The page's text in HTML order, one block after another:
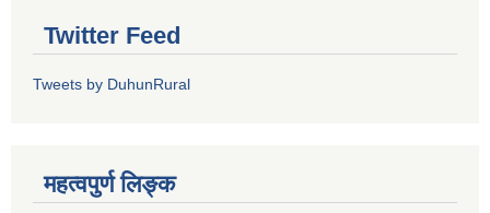
Twitter Feed
Tweets by DuhunRural
महत्वपुर्ण लिङ्क